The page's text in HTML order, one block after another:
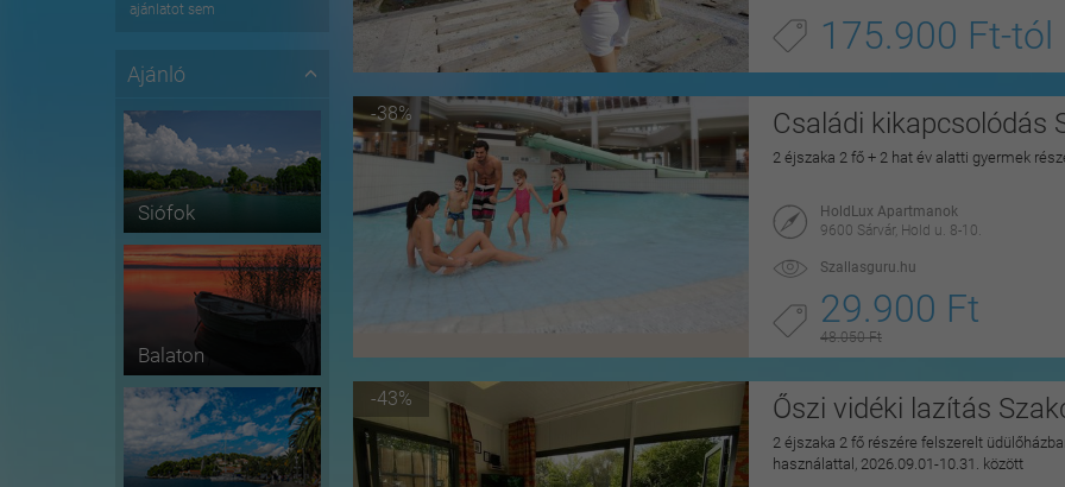
ajánlatot sem
Ajánló
Siófok
Balaton
175.900 Ft-tól
-38% Családi kikapcsolódás
2 éjszaka 2 fő + 2 hat év alatti gyermek
HoldLux Apartmanok
9600 Sárvár, Hold u. 8-10.
Szallasguru.hu
29.900 Ft
48.050 Ft
-43% Őszi vidéki lazítás
2 éjszaka 2 fő részére felszerelt
használattal, 2026.09.01-10.31. között